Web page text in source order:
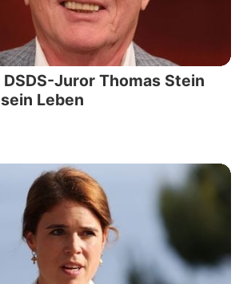
Juror Thomas Stein
Leben